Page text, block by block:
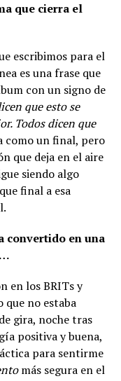
que cierra el
escribimos para el
es una frase que
con un signo de
que esto se
Todos dicen que
como un final, pero
que deja en el aire
siendo algo
final a esa
convertido en una
en los BRITs y
que no estaba
gira, noche tras
positiva y buena,
para sentirme
más segura en el